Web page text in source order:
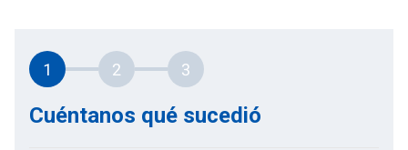
1 2 3
Cuéntanos qué sucedió